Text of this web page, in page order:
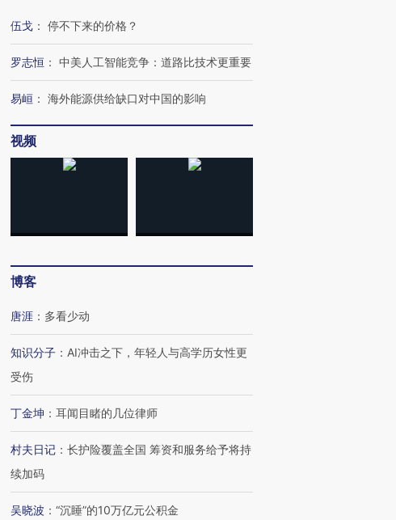
“入侵”还是“人道危
】走进第四届链博
数智科技“链”接产
【特别呈现】寻找100种
伍戈 ： 停不下来的价格？
罗志恒 ： 中美人工智能竞争：道路比技术更重要
易峘 ： 海外能源供给缺口对中国的影响
视频
博客
唐涯 ： 多看少动
知识分子 ： AI冲击之下，年轻人与高学历女性更
受伤
丁金坤 ： 耳闻目睹的几位律师
村夫日记 ： 长护险覆盖全国 筹资和服务给予将持
续加码
吴晓波 ： “沉睡”的10万亿元公积金